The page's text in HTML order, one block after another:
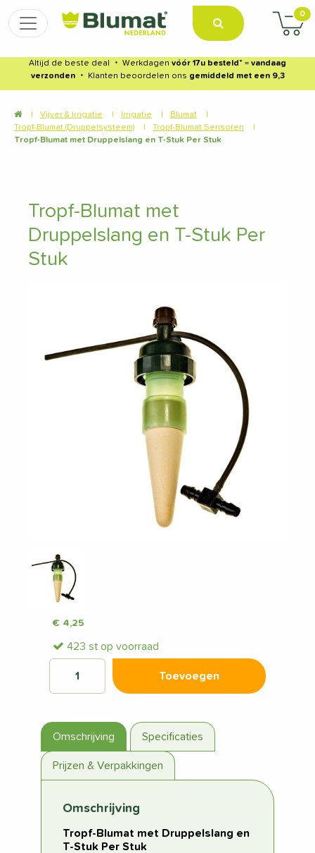
0
Altijd de beste deal ・ Werkdagen vóór 17u besteld* = vandaag
verzonden
・ Klanten beoordelen ons gemiddeld met een 9,3
Vijver & Irrigatie Irrigatie Blumat
Tropf-Blumat (Druppelsysteem)
Tropf-Blumat Sensoren
Tropf-Blumat met Druppelslang en T-Stuk Per Stuk
Tropf-Blumat met
Druppelslang en T-Stuk Per
Stuk
€ 4,25
423 st op voorraad
Toevoegen
Omschrijving Specificaties
Prijzen & Verpakkingen
Omschrijving
Tropf-Blumat met Druppelslang en
T-Stuk Per Stuk